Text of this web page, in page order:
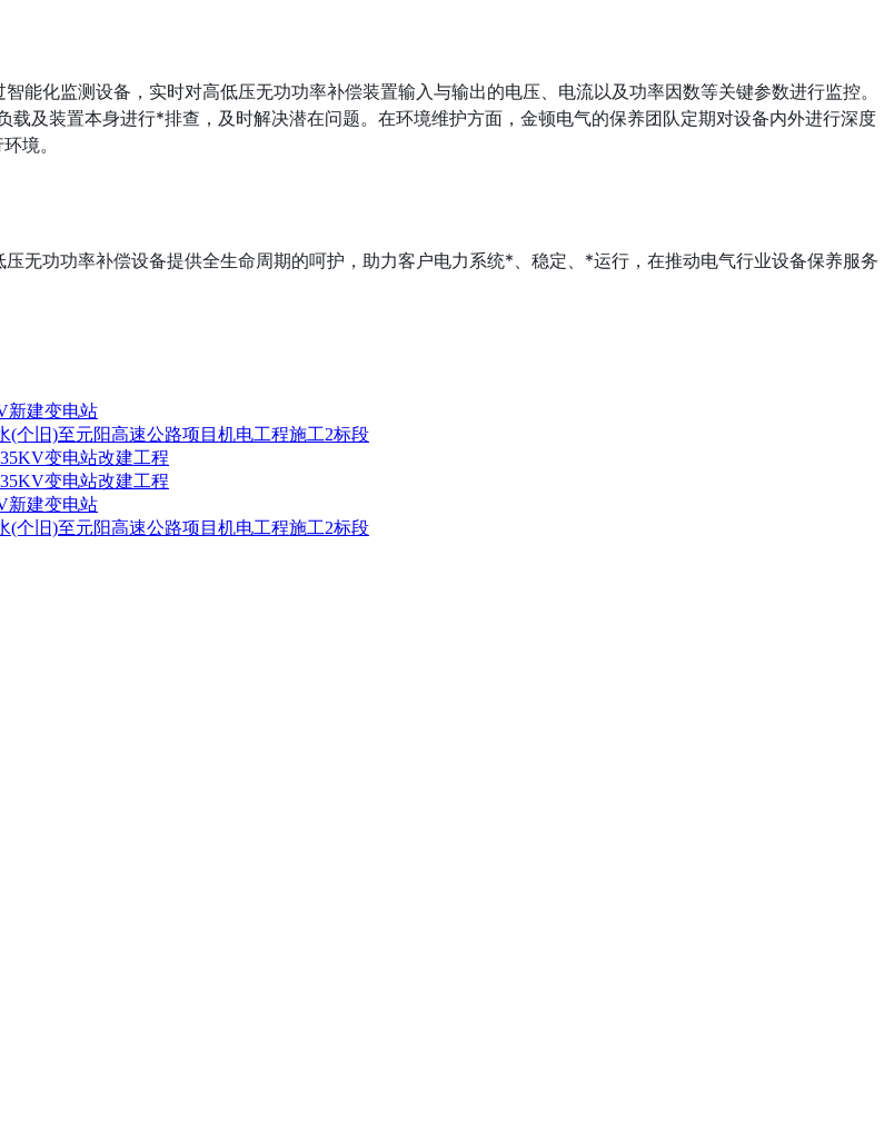
能化监测设备，实时对高低压无功功率补偿装置输入与输出的电压、电流以及功率因数等关键参数进行监控。
及装置本身进行*排查，及时解决潜在问题。在环境维护方面，金顿电气的保养团队定期对设备内外进行深度
境。
无功功率补偿设备提供全生命周期的呵护，助力客户电力系统*、稳定、*运行，在推动电气行业设备保养服务
新建变电站
(个旧)至元阳高速公路项目机电工程施工2标段
变电站改建工程
变电站改建工程
新建变电站
(个旧)至元阳高速公路项目机电工程施工2标段